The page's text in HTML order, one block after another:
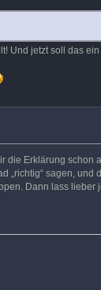
Und jetzt soll das
die Erklärung schon
„richtig“ sagen, und
Dann lass lieber